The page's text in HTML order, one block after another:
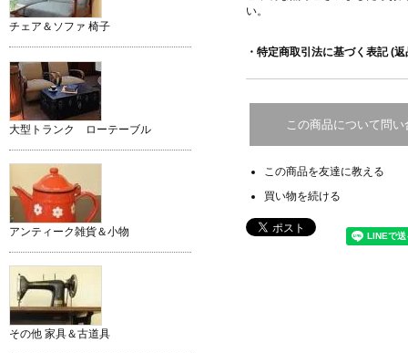
い。
・特定商取引法に基づく表記 (
この商品について問
この商品を友達に教える
買い物を続ける
チェア＆ソファ 椅子
大型トランク ローテーブル
アンティーク雑貨＆小物
その他 家具＆古道具